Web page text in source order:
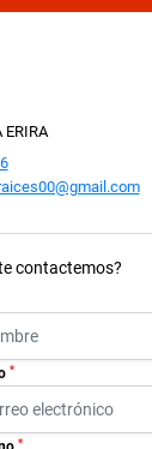
ERIRA
contactemos?
*
*